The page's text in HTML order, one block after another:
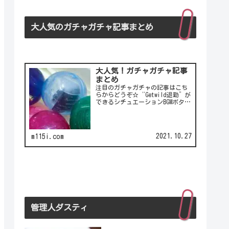
大人気のガチャガチャ記事まとめ
大人気！ガチャガチャ記事
まとめ
注目のガチャガチャの記事はこち
らからどうぞ☆“Getwild退勤”が
できるシチュエーションBGMボタ
m115i.com 2021.10.27
管理人ダスティ